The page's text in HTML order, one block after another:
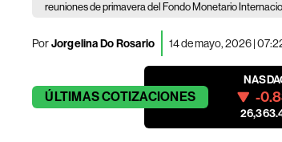
reuniones de primavera del Fondo Monetario
PorJorgelina Do Rosario 14 de mayo, 2026 |
ÚLTIMASCOTIZACIONES -